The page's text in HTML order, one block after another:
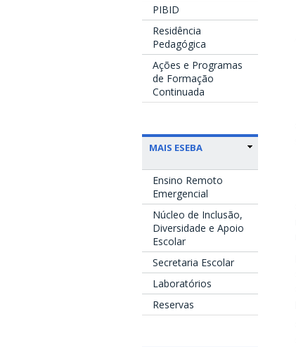
PIBID
Residência
Pedagógica
Ações e Programas
de Formação
Continuada
MAIS ESEBA
Ensino Remoto
Emergencial
Núcleo de Inclusão,
Diversidade e Apoio
Escolar
Secretaria Escolar
Laboratórios
Reservas